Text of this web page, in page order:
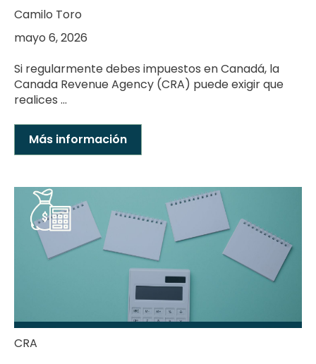
Camilo Toro
mayo 6, 2026
Si regularmente debes impuestos en Canadá, la
Canada Revenue Agency (CRA) puede exigir que
realices ...
Más información
CRA